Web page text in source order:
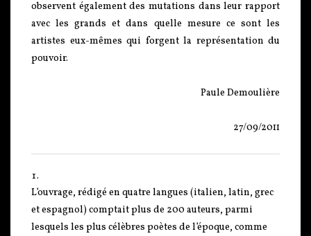
observent également des mutations dans leur rapport
avec les grands et dans quelle mesure ce sont les
artistes eux-mêmes qui forgent la représentation du
pouvoir.
Paule Demoulière
27/09/2011
L’ouvrage, rédigé en quatre langues (italien, latin, grec
et espagnol) comptait plus de 200 auteurs, parmi
lesquels les plus célèbres poètes de l’époque, comme